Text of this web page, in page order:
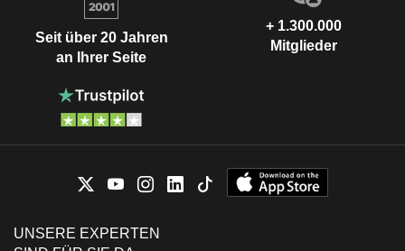
Seit über 20 Jahren
an Ihrer Seite
+ 1.300.000
Mitglieder
UNSERE EXPERTEN